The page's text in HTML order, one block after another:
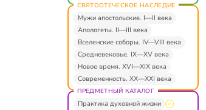
СВЯТООТЕЧЕСКОЕ НАСЛЕДИЕ
Мужи апостольские. I—II века
Апологеты. II—III века
Вселенские соборы. IV—VIII века
Средневековье. IX—XV века
Новое время. XVI—XIX века
Современность. XX—XXI века
ПРЕДМЕТНЫЙ КАТАЛОГ
Практика духовной жизни